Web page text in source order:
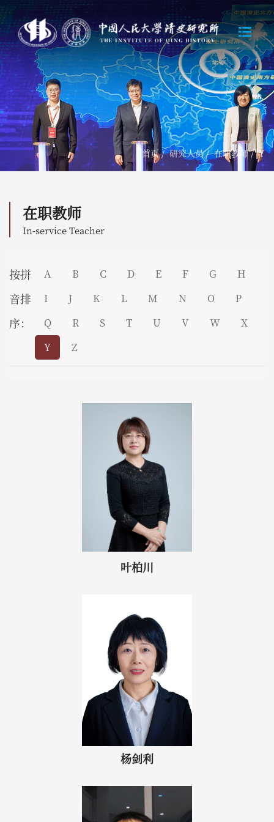
首页/研究人员/在职教师/Y
在职教师
In-service Teacher
按拼
音排
序：
A B C D E F G
H
I
J K L M N O
P
Q
R S T U V W
X
Y
Z
叶柏川
杨剑利